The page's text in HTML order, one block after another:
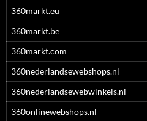
360markt.eu
360markt.be
360markt.com
360nederlandsewebshops.nl
360nederlandsewebwinkels.nl
360onlinewebshops.nl